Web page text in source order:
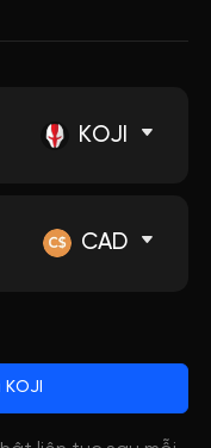
KOJI
CAD